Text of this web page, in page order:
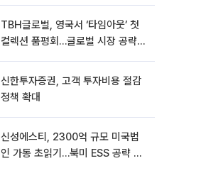
TBH글로벌, 영국서 ‘타임아웃’ 첫
컬렉션 품평회…글로벌 시장 공략
신한투자증권, 고객 투자비용 절감
정책 확대
신성에스티, 2300억 규모 미국법
인 가동 초읽기…북미 ESS 공략 본